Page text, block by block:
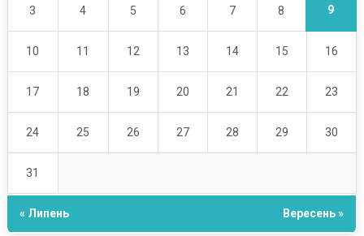
3 4 5 6 7 8 9
10 11 12 13 14 15 16
17 18 19 20 21 22 23
24 25 26 27 28 29 30
31
« Липень Вересень »